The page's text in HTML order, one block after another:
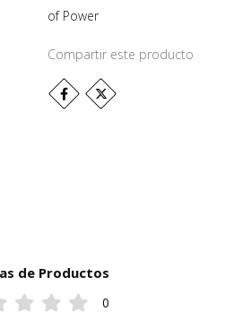
of Power
Compartir este producto
de Productos
0